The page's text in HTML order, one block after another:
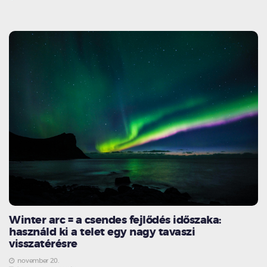
Winter arc = a csendes fejlődés időszaka:
használd ki a telet egy nagy tavaszi
visszatérésre
november 20.